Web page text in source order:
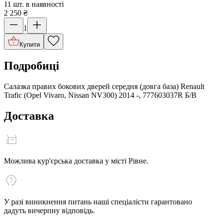
11 шт. в наявності
2 250 ₴
1
Купити
Подробиці
Салазка правих бокових дверей середня (довга база) Renault
Trafic (Opel Vivaro, Nissan NV300) 2014 -, 777603037R Б/В
Доставка
Можлива кур'єрська доставка у місті Рівне.
У разі виникнення питань наші спеціалісти гарантовано
дадуть вичерпну відповідь.